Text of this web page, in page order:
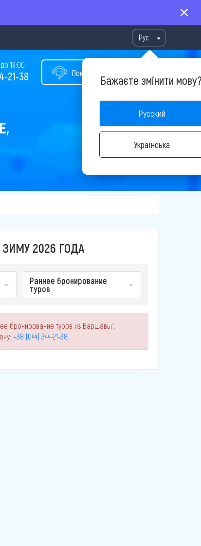
Рус
Бажаєте змінити
Русский
Українська
Помощь в подборе тура
19:00
21-38
2026 ГОДА
Раннее бронирование
туров
бронирование туров из Варшавы".
+38 (044) 344-21-38